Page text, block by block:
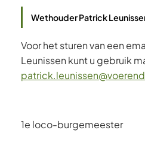
Wethouder Patrick
Voor het sturen van een
Leunissen kunt u gebruik
1e loco-burgemeester